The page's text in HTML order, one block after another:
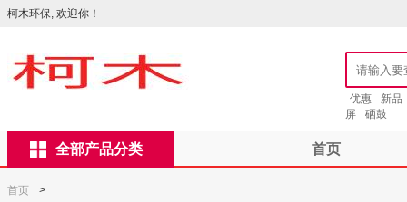
柯木环保, 欢迎你！
优惠
新品
屏
硒鼓
全部产品分类 首页
首页 >